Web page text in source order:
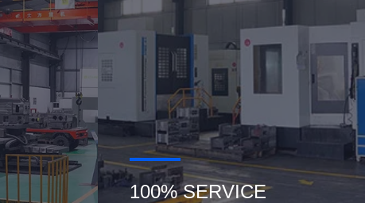
100% SERVICE